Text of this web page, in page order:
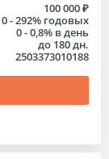
100 000 ₽
0 - 292% годовых
0 - 0,8% в день
до 180 дн.
2503373010188